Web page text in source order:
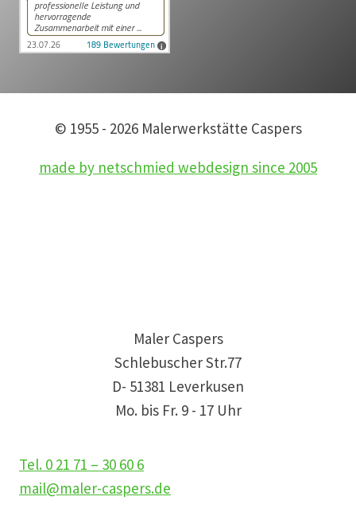
© 1955 - 2026 Malerwerkstätte Caspers
made by netschmied webdesign since 2005
Maler Caspers
Schlebuscher Str.77
D- 51381 Leverkusen
Mo. bis Fr. 9 - 17 Uhr
Tel. 0 21 71 – 30 60 6
mail@maler-caspers.de